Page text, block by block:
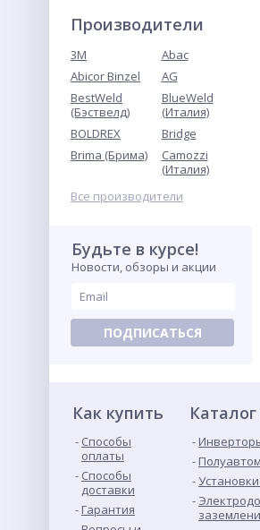
Электроды ф3,0 мм
Уонии-13/55 (упак. 4,5кг)
ESAB
1 330руб.
284 172руб.
Производители
3M
Abac
Abicor Binzel
AG
BestWeld
(Бэствелд)
BlueWeld
(Италия)
BOLDREX
Bridge
Brima (Брима)
Camozzi
(Италия)
Все производители
Будьте в курсе!
Новости, обзоры и акции
ПОДПИСАТЬСЯ
Как купить
Способы
оплаты
Способы
доставки
Гарантия